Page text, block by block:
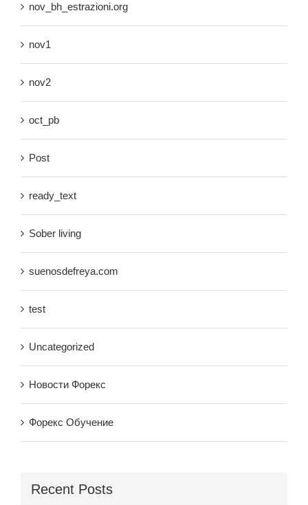
nov_bh_estrazioni.org
nov1
nov2
oct_pb
Post
ready_text
Sober living
suenosdefreya.com
test
Uncategorized
Новости Форекс
Форекс Обучение
Recent Posts